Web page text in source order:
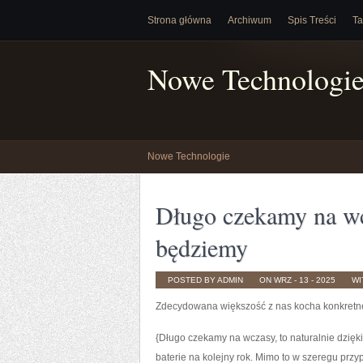
Strona główna Archiwum Spis Treści
Nowe
Nowe Technologie
Długo czekamy na
będziemy
POSTED BY ADMIN ON WRZ - 13 - 2025
Zdecydowana większość z nas kocha
{Długo czekamy na wczasy, to naturalnie
baterie na kolejny rok. Mimo to w szeregu